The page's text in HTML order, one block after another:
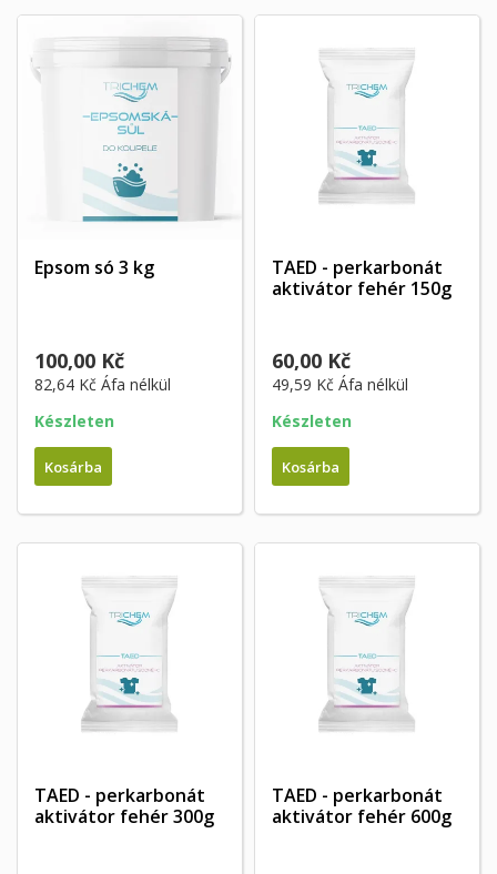
Epsom só 3 kg
100,00 Kč
82,64 Kč Áfa nélkül
Készleten
Kosárba
TAED - perkarbonát
aktivátor fehér 150g
60,00 Kč
49,59 Kč Áfa nélkül
Készleten
Kosárba
TAED - perkarbonát
aktivátor fehér 300g
TAED - perkarbonát
aktivátor fehér 600g